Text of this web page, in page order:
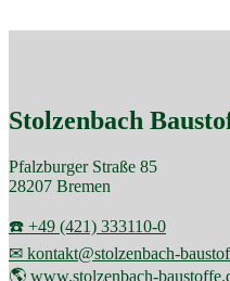
Stolzenbach
Pfalzburger Straße 85
28207 Bremen
☎️ +49 (421) 333110-0
✉ kontakt@stolzenbach-
🌎 www.stolzenbach-